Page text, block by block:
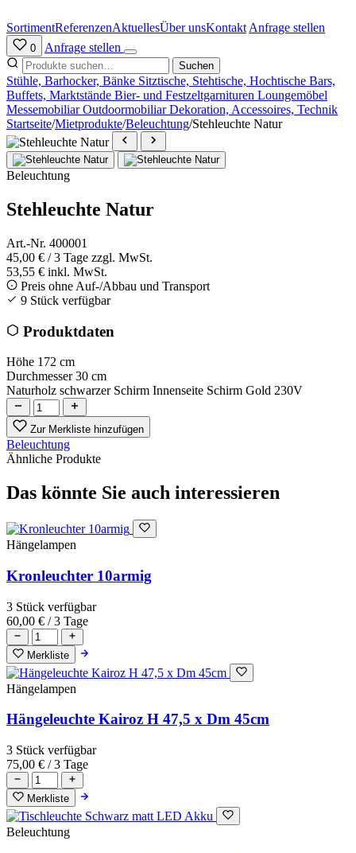
Inhalt
springen
SortimentReferenzenAktuellesÜber unsKontakt Anfrage stellen
0 Anfrage stellen
Suchen
Stühle, Barhocker, Bänke Sitztische, Stehtische, Hochtische Bars,
Buffets, Marktstände Bier- und Festzeltgarnituren Loungemöbel
MessemobiliarOutdoormobiliarDekoration, Accessoires, Technik
Startseite/Mietprodukte/Beleuchtung/Stehleuchte Natur
Beleuchtung
Stehleuchte Natur
Art.-Nr. 400001
45,00 € / 3 Tage zzgl. MwSt.
53,55 € inkl. MwSt.
Preis ohne Auf-/Abbau und Transport
9 Stück verfügbar
Produktdaten
Höhe 172 cm
Durchmesser 30 cm
Naturholz schwarzer Schirm Innenseite Schirm Gold 230V
Zur Merkliste hinzufügen
Beleuchtung
Ähnliche Produkte
Das könnte Sie auch interessieren
Hängelampen
Kronleuchter 10armig
3 Stück verfügbar
60,00 € / 3 Tage
Merkliste
Hängelampen
Hängeleuchte Kairoz H 47,5 x Dm 45cm
3 Stück verfügbar
75,00 € / 3 Tage
Merkliste
Beleuchtung